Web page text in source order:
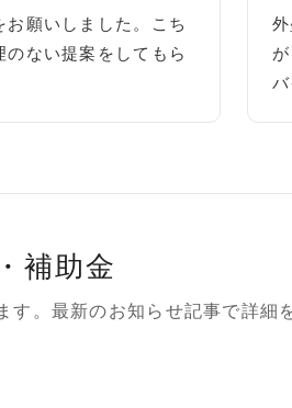
願いしました。こち
ない提案をしてもら
補助金
。最新のお知らせ記事で詳細